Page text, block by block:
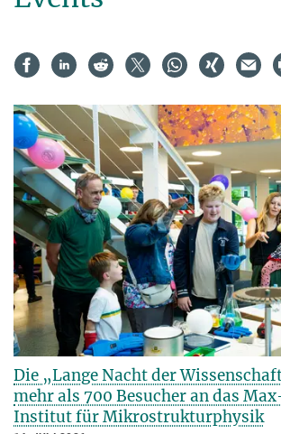
Die „Lange Nacht der
mehr als 700 Besucher an das
Institut für Mikrostrukturphysik